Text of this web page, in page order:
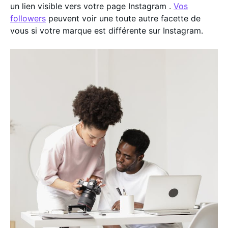
un lien visible vers votre page Instagram . Vos
followers peuvent voir une toute autre facette de
vous si votre marque est différente sur Instagram.